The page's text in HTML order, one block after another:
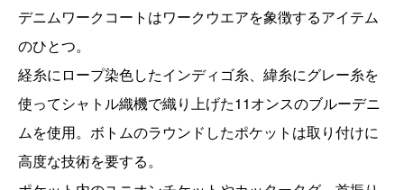
デニムワークコートはワークウエアを象徴するアイテム
のひとつ。
経糸にロープ染色したインディゴ糸、緯糸にグレー糸を
使ってシャトル織機で織り上げた11オンスのブルーデニ
ムを使用。ボトムのラウンドしたポケットは取り付けに
高度な技術を要する。